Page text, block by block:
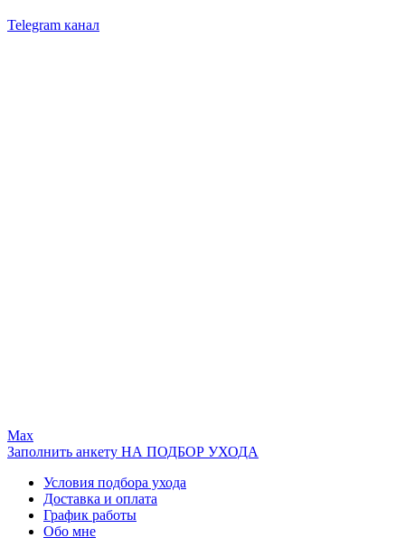
Telegram канал
Max
Заполнить анкету НА ПОДБОР УХОДА
Условия подбора ухода
Доставка и оплата
График работы
Обо мне